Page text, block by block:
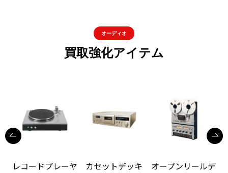
オーディオ
買取強化アイテム
レコードプレーヤ
カセットデッキ
オープンリールデ